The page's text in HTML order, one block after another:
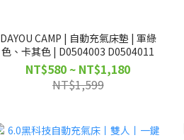
DAYOU CAMP | 自動充氣床墊 | 軍綠
色、卡其色 | D0504003 D0504011
NT$580 ~ NT$1,180
NT$1,599